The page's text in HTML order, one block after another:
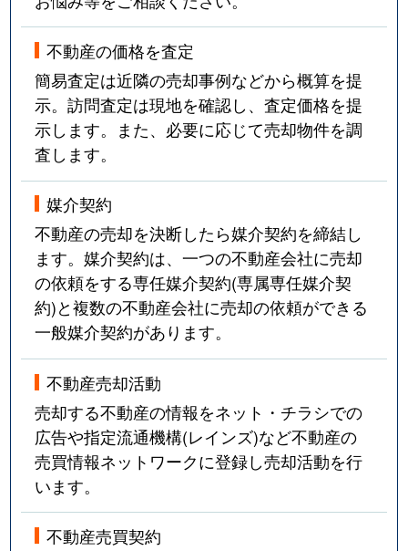
不動産の価格を査定
簡易査定は近隣の売却事例などから概算を提
示。訪問査定は現地を確認し、査定価格を提
示します。また、必要に応じて売却物件を調
査します。
媒介契約
不動産の売却を決断したら媒介契約を締結し
ます。媒介契約は、一つの不動産会社に売却
の依頼をする専任媒介契約(専属専任媒介契
約)と複数の不動産会社に売却の依頼ができる
一般媒介契約があります。
不動産売却活動
売却する不動産の情報をネット・チラシでの
広告や指定流通機構(レインズ)など不動産の
売買情報ネットワークに登録し売却活動を行
います。
不動産売買契約